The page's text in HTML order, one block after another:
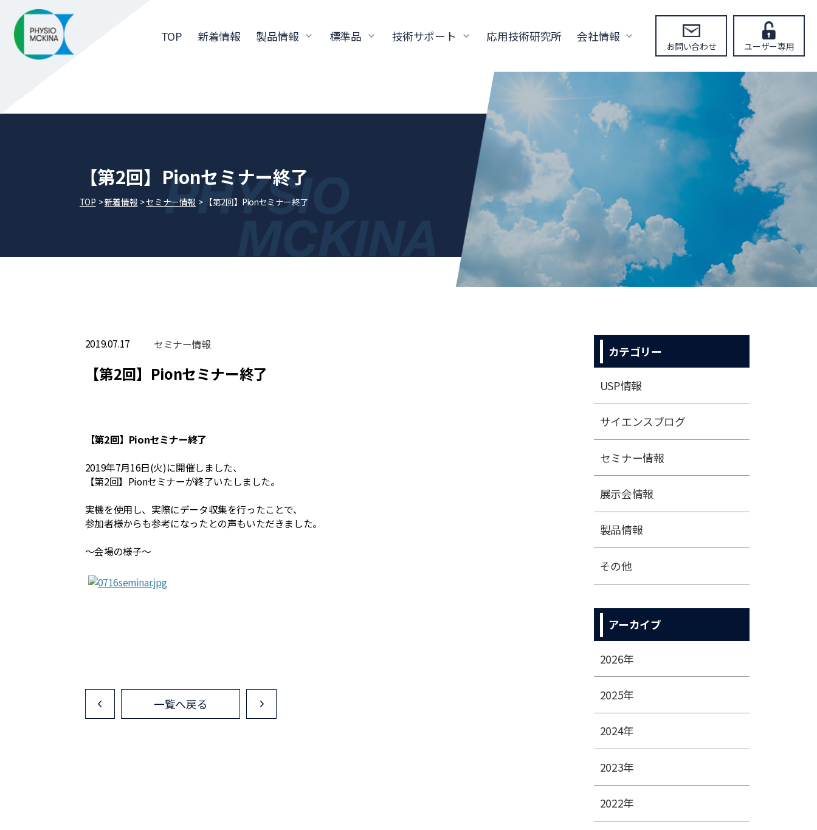
TOP 新着情報 製品情報 標準品 技術サポート 応用技術研究所 会社情報
お問い合わせ ユーザー専用
【第2回】Pionセミナー終了
TOP 新着情報 セミナー情報 【第2回】Pionセミナー終了
2019.07.17 セミナー情報
【第2回】Pionセミナー終了
【第2回】Pionセミナー終了
2019年7月16日(火)に開催しました、
【第2回】Pionセミナーが終了いたしました。
実機を使用し、実際にデータ収集を行ったことで、
参加者様からも参考になったとの声もいただきました。
～会場の様子～
<
一覧へ戻る
カテゴリー
USP情報
サイエンスブログ
セミナー情報
展⽰会情報
製品情報
その他
アーカイブ
2026年
2025年
2024年
2023年
2022年